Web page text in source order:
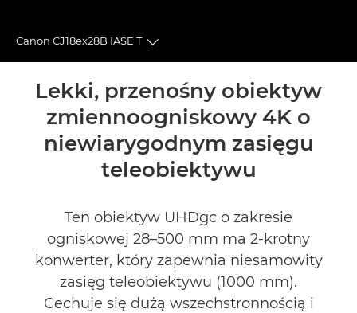
Canon CJ18ex28B IASE T
Toggle breadcrumbs
Wprowadzenie
Dane techniczne
Lekki, przenośny obiektyw
zmiennoogniskowy 4K o
niewiarygodnym zasięgu
teleobiektywu
Ten obiektyw UHDgc o zakresie
ogniskowej 28–500 mm ma 2-krotny
konwerter, który zapewnia niesamowity
zasięg teleobiektywu (1000 mm).
Cechuje się dużą wszechstronnością i